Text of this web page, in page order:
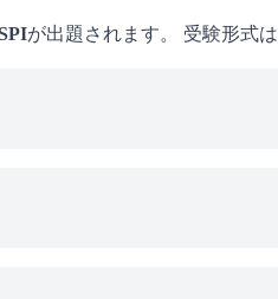
が出題されます。 受験形式は